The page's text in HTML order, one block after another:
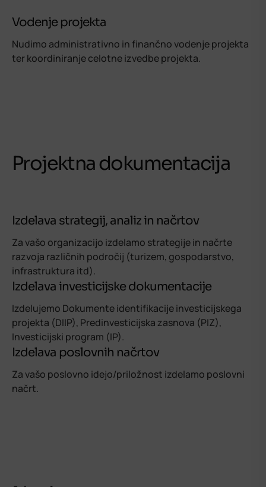
Vodenje projekta
Nudimo administrativno in finančno vodenje projekta
ter koordiniranje celotne izvedbe projekta.
Projektna dokumentacija
Izdelava strategij, analiz in načrtov
Za vašo organizacijo izdelamo strategije in načrte
razvoja različnih področij (turizem, gospodarstvo,
infrastruktura itd).
Izdelava investicijske dokumentacije
Izdelujemo Dokumente identifikacije investicijskega
projekta (DIIP), Predinvesticijska zasnova (PIZ),
Investicijski program (IP).
Izdelava poslovnih načrtov
Za vašo poslovno idejo/priložnost izdelamo poslovni
načrt.